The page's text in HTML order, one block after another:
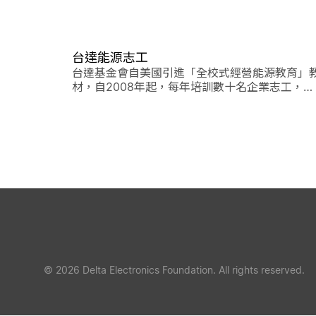
台達能源志工
台達基金會自美國引進「全校式經營能源教育」
材，自2008年起，每年培訓數十名企業志工，到
© 2026 Delta Electronics Foundation. All rights reserved.